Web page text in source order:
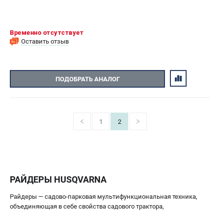
Временно отсутствует
Оставить отзыв
ПОДОБРАТЬ АНАЛОГ
1 2
РАЙДЕРЫ HUSQVARNA
Райдеры — садово-парковая мультифункциональная техника,
объединяющая в себе свойства садового трактора,